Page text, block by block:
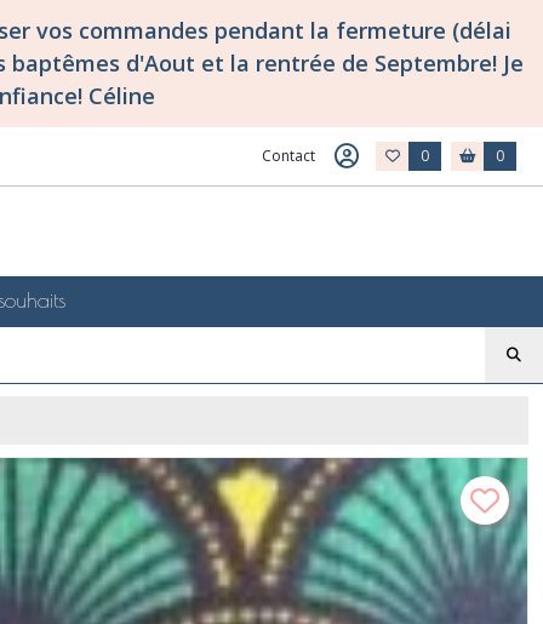
vos commandes pendant la fermeture (délai
d'Aout et la rentrée de Septembre! Je
Céline
Contact 0 0